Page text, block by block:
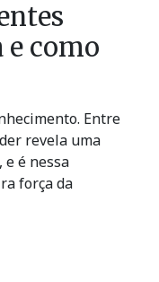
como
Entre
revela uma
é nessa
força da